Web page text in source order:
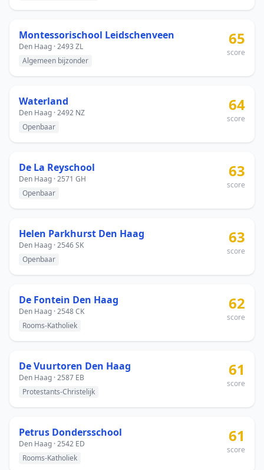
Montessorischool Leidschenveen
Den Haag · 2493 ZL
Algemeen bijzonder
65
score
Waterland
Den Haag · 2492 NZ
Openbaar
64
score
De La Reyschool
Den Haag · 2571 GH
Openbaar
63
score
Helen Parkhurst Den Haag
Den Haag · 2546 SK
Openbaar
63
score
De Fontein Den Haag
Den Haag · 2548 CK
Rooms-Katholiek
62
score
De Vuurtoren Den Haag
Den Haag · 2587 EB
Protestants-Christelijk
61
score
Petrus Dondersschool
Den Haag · 2542 ED
Rooms-Katholiek
61
score